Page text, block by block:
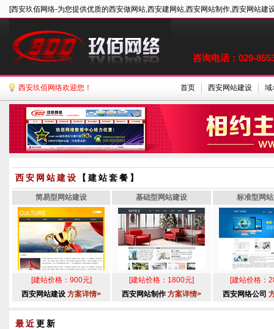
[西安玖佰网络-为您提供优质的西安做网站,西安建网站,西安网站制作,西安网站建
咨询电话：029-
西安玖佰网络欢迎您！ 首页 西安网站建设 域
西安网站建设 【建站套餐】
简易型网站建设
[建站价格：900元]
西安网站建设 方案详情>
基础型网站建设
[建站价格：1800元]
西安网站制作 方案详情>
标准型网
[建站价格：
西安网络公司
最近更新